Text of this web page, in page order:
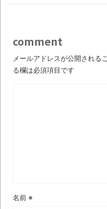
ブログお引越し
【極画像】名古屋
全方位青い芝包
comment
メールアドレスが公開される
る欄は必須項目です
名前 ※